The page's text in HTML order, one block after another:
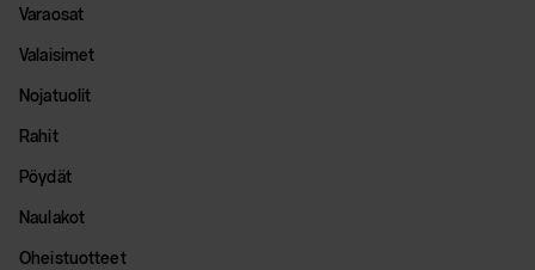
Varaosat
Valaisimet
Nojatuolit
Rahit
Pöydät
Naulakot
Oheistuotteet